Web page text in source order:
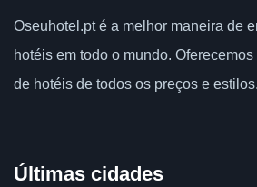
Oseuhotel.pt é a melhor maneira de
hotéis em todo o mundo.
de hotéis de todos os preços e estilos.
Últimas cidades